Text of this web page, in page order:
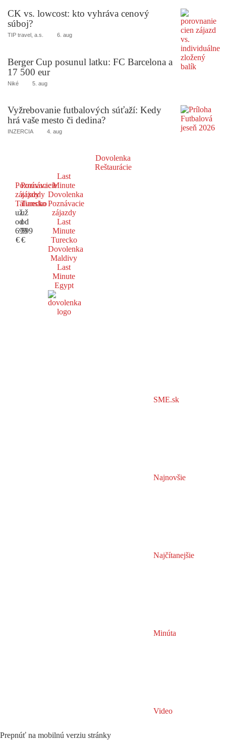
CK vs. lowcost: kto vyhráva cenový
súboj?
TIP travel, a.s. 6. aug
Berger Cup posunul latku: FC Barcelona a
17 500 eur
Niké 5. aug
Vyžrebovanie futbalových súťaží: Kedy
hrá vaše mesto či dedina?
INZERCIA 4. aug
Dovolenka
Reštaurácie
Poznávacie
zájazdy
Taliansko
už
od
699
€
Poznávacie
zájazdy
Turecko
už
od
599
€
Last
Minute
Dovolenka
Poznávacie
zájazdy
Last
Minute
Turecko
Dovolenka
Maldivy
Last
Minute
Egypt
SME.sk
Najnovšie
Najčítanejšie
Minúta
Video
Prepnúť na mobilnú verziu stránky